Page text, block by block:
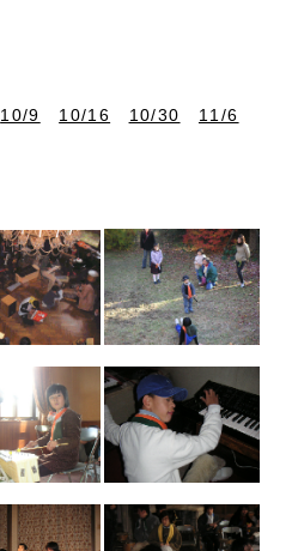
10/9 10/16 10/30
11/6